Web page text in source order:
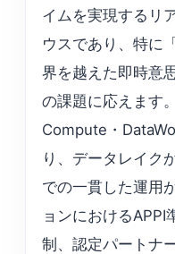
イムを実現するリ
ウスであり、特に
界を越えた即時意
の課題に応えます
Compute・
り、データレイク
での一貫した運用
ョンにおけるAPPI
制、認定パートナ